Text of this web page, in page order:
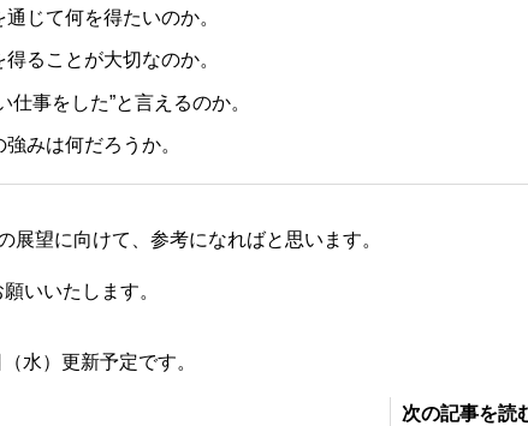
じて何を得たいのか。
ることが大切なのか。
仕事をした”と言えるのか。
みは何だろうか。
展望に向けて、参考になればと思います。
いいたします。
水）更新予定です。
次の記事を読